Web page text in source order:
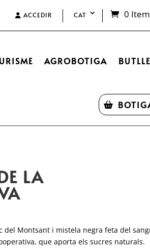
ACCEDIR CAT 0
AGROBOTIGA
LA
del Montsant i mistela negra feta del
que aporta els sucres naturals.